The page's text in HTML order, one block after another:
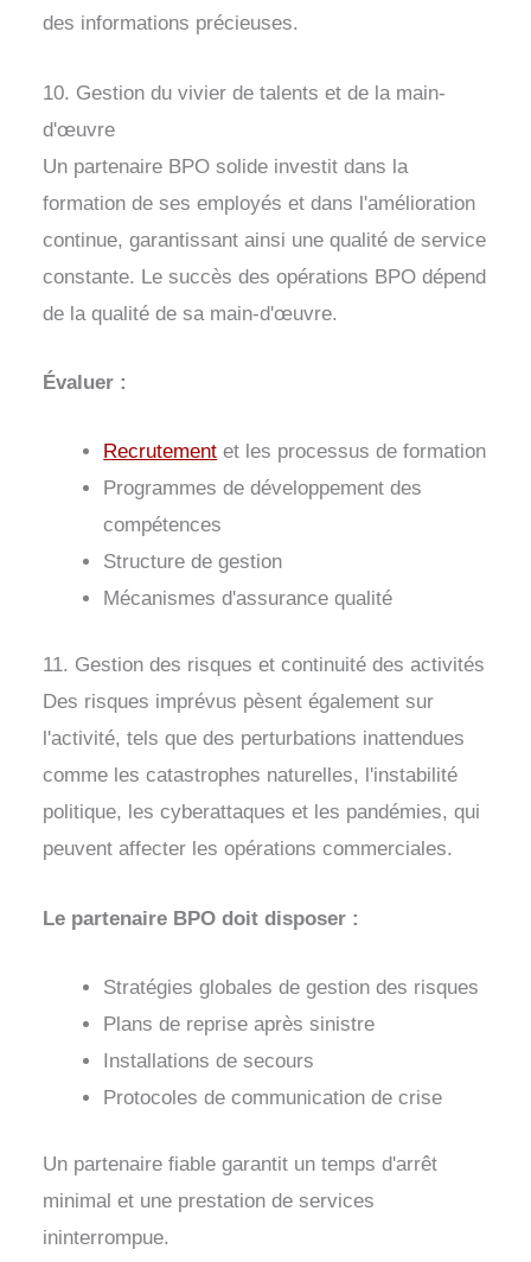
des informations précieuses.
10. Gestion du vivier de talents et de la main-
d'œuvre
Un partenaire BPO solide investit dans la
formation de ses employés et dans l'amélioration
continue, garantissant ainsi une qualité de service
constante. Le succès des opérations BPO dépend
de la qualité de sa main-d'œuvre.
Évaluer :
Recrutement et les processus de formation
Programmes de développement des
compétences
Structure de gestion
Mécanismes d'assurance qualité
11. Gestion des risques et continuité des activités
Des risques imprévus pèsent également sur
l'activité, tels que des perturbations inattendues
comme les catastrophes naturelles, l'instabilité
politique, les cyberattaques et les pandémies, qui
peuvent affecter les opérations commerciales.
Le partenaire BPO doit disposer :
Stratégies globales de gestion des risques
Plans de reprise après sinistre
Installations de secours
Protocoles de communication de crise
Un partenaire fiable garantit un temps d'arrêt
minimal et une prestation de services
ininterrompue.